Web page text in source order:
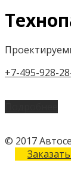
+7-495-928-
© 2017